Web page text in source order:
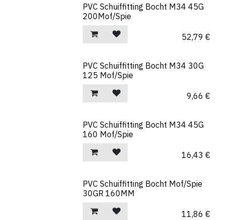
PVC Schuiffitting Bocht M34 45G
200Mof/Spie
52,79 €
PVC Schuiffitting Bocht M34 30G
125 Mof/Spie
9,66 €
PVC Schuiffitting Bocht M34 45G
160 Mof/Spie
16,43 €
PVC Schuiffitting Bocht Mof/Spie
30GR 160MM
11,86 €